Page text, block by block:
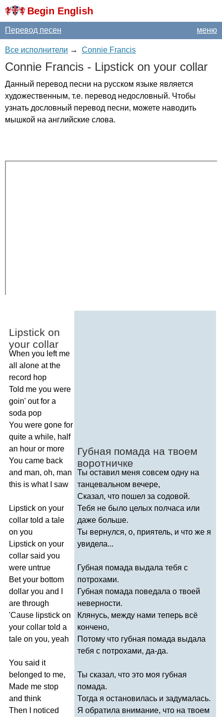
Begin English
меню
Перевод песен
Все исполнители → Connie Francis
Connie Francis - Lipstick on your collar
Данный перевод песни на русском языке является
художественным, т.е. перевод недословный. Чтобы
узнать дословный перевод песни, можете наводить
мышкой на английские слова.
Lipstick on
your collar
When you left me
all
alone at the
record hop
Told me you were
goin' out for a
soda pop
You were gone for
quite a while, half
an hour or more
You came back
and man, oh, man
this is what saw
Lipstick on your
collar told a tale
on you
Lipstick on your
collar said you
were untrue
Bet your bottom
dollar you and
are through
'Cause lipstick on
your collar told a
tale on you, yeah
You said it
belonged to me,
Made me stop
and think
Then
noticed
Губная помада на твоем
воротничке
Ты оставил меня совсем одну на
танцевальном вечере,
Сказал, что пошел за содовой.
Тебя не было целых полчаса или
даже больше.
Ты вернулся, о, приятель, и что же я
увидела...
Губная помада выдала тебя с
потрохами.
Губная помада поведала о твоей
неверности.
Клянусь, между нами теперь всё
кончено,
Потому что губная помада выдала
тебя с потрохами, да-да.
Ты сказал, что это моя губная
помада.
Тогда я остановилась и задумалась.
Я обратила внимание, что на твоем